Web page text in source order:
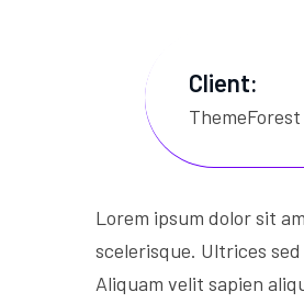
Client:
ThemeForest
Lorem ipsum dolor sit
scelerisque. Ultrices
Aliquam velit sapien